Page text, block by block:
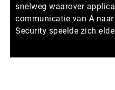
snelweg waarover
communicatie van A
Security speelde zich